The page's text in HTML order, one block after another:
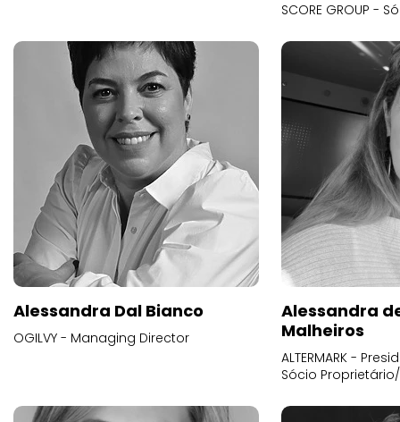
SCORE GROUP -
Alessandra Dal Bianco
OGILVY - Managing Director
Alessandra
Malheiros
ALTERMARK -
Sócio